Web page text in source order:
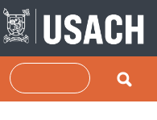
Pasar al contenido principal
Buscar